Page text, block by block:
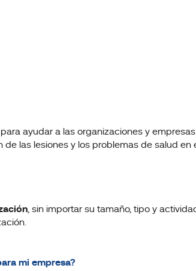
ayudar a las organizaciones y
de las lesiones y los problemas de salud en
, sin importar su tamaño, tipo y
mi empresa?